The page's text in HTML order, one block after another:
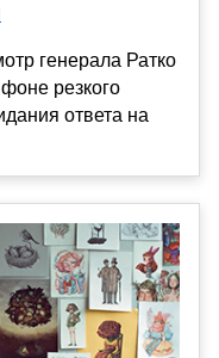
генерала Ратко
резкого
ответа на